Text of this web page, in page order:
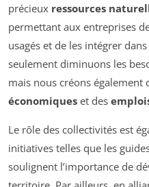
précieux ressources
permettant aux entreprises
usagés et de les intégrer
seulement diminuons les
mais nous créons également
économiques et des
Le rôle des collectivités est
initiatives telles que les
soulignent l’importance de